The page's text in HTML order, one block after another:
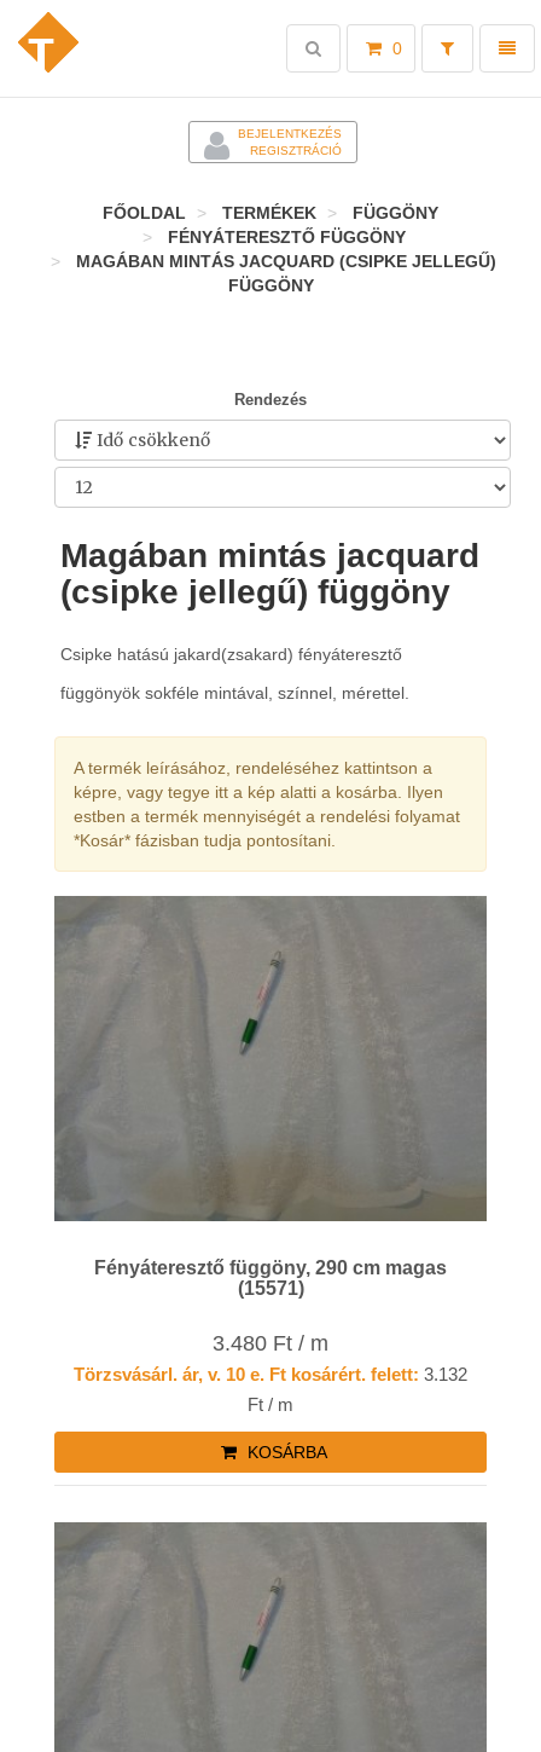
Toggle
0
Toggle
search
BEJELENTKEZÉS
REGISZTRÁCIÓ
FŐOLDAL TERMÉKEK
FÜGGÖNY
FÉNYÁTERESZTŐ FÜGGÖNY
MAGÁBAN MINTÁS JACQUARD (CSIPKE JELLEGŰ)
FÜGGÖNY
Rendezés
Magában mintás jacquard
(csipke jellegű) függöny
Csipke hatású jakard(zsakard) fényáteresztő
függönyök sokféle mintával, színnel, mérettel.
A termék leírásához, rendeléséhez kattintson a
képre, vagy tegye itt a kép alatti a kosárba. Ilyen
estben a termék mennyiségét a rendelési folyamat
*Kosár* fázisban tudja pontosítani.
Fényáteresztő függöny, 290 cm magas
(15571)
3.480 Ft / m
Törzsvásárl. ár, v. 10 e. Ft kosárért. felett: 3.132
Ft / m
KOSÁRBA